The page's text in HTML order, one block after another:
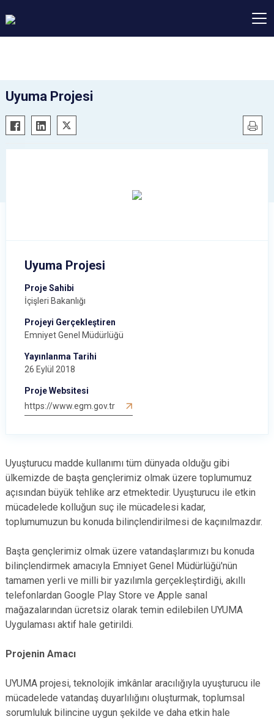
Uyuma Projesi
Uyuma Projesi
Proje Sahibi
İçişleri Bakanlığı
Projeyi Gerçekleştiren
Emniyet Genel Müdürlüğü
Yayınlanma Tarihi
26 Eylül 2018
Proje Websitesi
https://www.egm.gov.tr
Uyuşturucu madde kullanımı tüm dünyada olduğu gibi
ülkemizde de başta gençlerimiz olmak üzere toplumumuz
açısından büyük tehlike arz etmektedir. Uyuşturucu ile etkin
mücadelede kolluğun suç ile mücadelesi kadar,
toplumumuzun bu konuda bilinçlendirilmesi de kaçınılmazdır.
Başta gençlerimiz olmak üzere vatandaşlarımızı bu konuda
bilinçlendirmek amacıyla Emniyet Genel Müdürlüğü'nün
tamamen yerli ve milli bir yazılımla gerçekleştirdiği, akıllı
telefonlardan Google Play Store ve Apple sanal
mağazalarından ücretsiz olarak temin edilebilen UYUMA
Uygulaması aktif hale getirildi.
Projenin Amacı
UYUMA projesi, teknolojik imkânlar aracılığıyla uyuşturucu ile
mücadelede vatandaş duyarlılığını oluşturmak, toplumsal
sorumluluk bilincine uygun şekilde ve daha etkin hale